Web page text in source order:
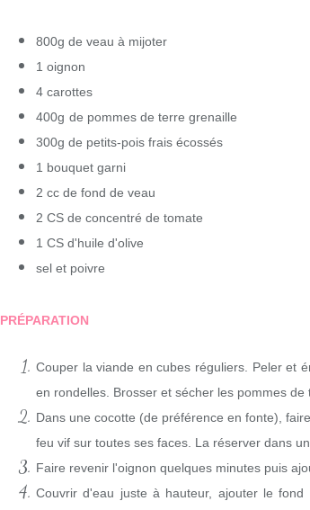
800g de veau à mijoter
1 oignon
4 carottes
400g de pommes de terre grenaille
300g de petits-pois frais écossés
1 bouquet garni
2 cc de fond de veau
2 CS de concentré de tomate
1 CS d'huile d'olive
sel et poivre
PRÉPARATION
Couper la viande en cubes réguliers. Peler et
en rondelles. Brosser et sécher les pommes
Dans une cocotte (de préférence en fonte),
feu vif sur toutes ses faces. La réserver dans
Faire revenir l'oignon quelques minutes puis
Couvrir d'eau juste à hauteur, ajouter le